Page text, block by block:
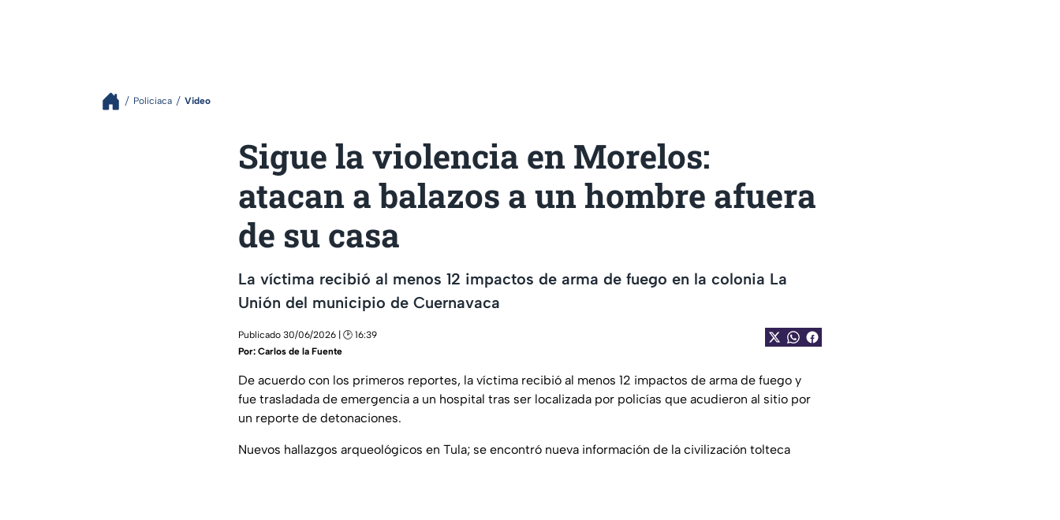
Policiaca Video
Sigue la violencia en Morelos:
atacan a balazos a un hombre afuera
de su casa
La víctima recibió al menos 12 impactos de arma de fuego en la colonia La
Unión del municipio de Cuernavaca
Publicado 30/06/2026 | 🕑 16:39
Por: Carlos de la Fuente
De acuerdo con los primeros reportes, la víctima recibió al menos 12 impactos de arma de fuego y
fue trasladada de emergencia a un hospital tras ser localizada por policías que acudieron al sitio por
un reporte de detonaciones.
Nuevos hallazgos arqueológicos en Tula; se encontró nueva información de la civilización tolteca